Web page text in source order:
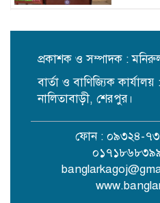
একটি
তোলার
প্রকাশক ও সম্পাদক :
বার্তা ও বাণিজ্যিক
নালিতাবাড়ী, শেরপুর।
ফোন : ০৯৩২৪-